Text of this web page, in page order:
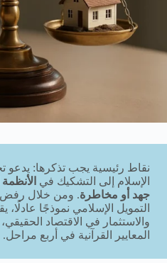
نقاط رئيسية يجب تذكرها: يدعو
الإسلام إلى التشكيك في
جهد أو مخاطرة. ومن خلال رفض
التمويل الإسلامي نموذجًا
والاستثمار في الاقتصاد
المعايير القرآنية في أربع مراحل.